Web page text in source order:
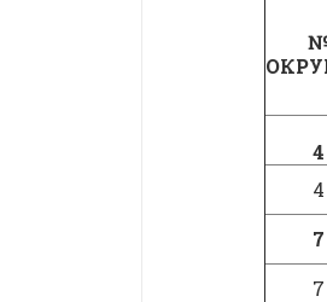
4
4
7
7